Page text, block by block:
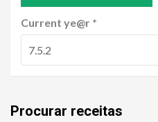
Current ye@r *
Procurar receitas